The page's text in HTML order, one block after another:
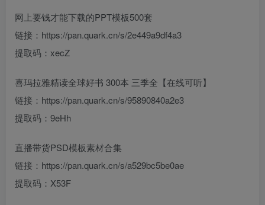
网上要钱才能下载的PPT模板500套
链接：https://pan.quark.cn/s/2e449a9df4a3
提取码：xecZ
喜玛拉雅精读全球好书 300本 三季全【在线可听】
链接：https://pan.quark.cn/s/95890840a2e3
提取码：9eHh
直播带货PSD模板素材合集
链接：https://pan.quark.cn/s/a529bc5be0ae
提取码：X53F